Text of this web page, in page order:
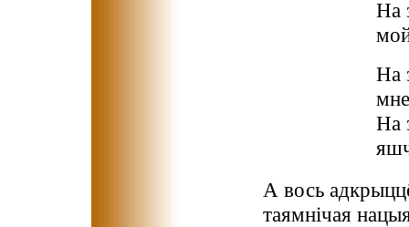
На
На
На
А вось
таямнічая